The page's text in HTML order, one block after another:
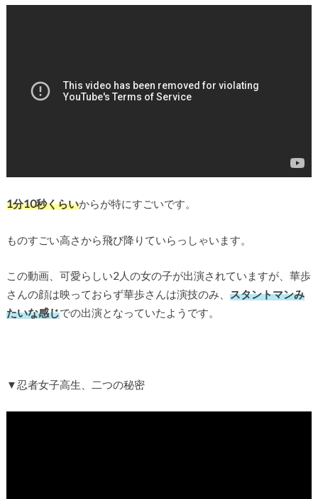
1分10秒くらいからが特にすごいです。
ものすごい高さから飛び降りていらっしゃいます。
この動画、可愛らしい2人の女の子が出演されていますが、華歩
さんの顔は映っておらず華歩さんは演技のみ、 スタントマンみ
たいな感じでの出演となっていたようです。
▼忍者女子高生、二つの秘密